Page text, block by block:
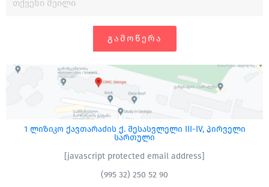
ᲒᲐᲛᲝᲬᲔᲠᲐ
1 ლიზიკო ქავთარაძის ქ. შესასვლელი III-IV, პირველი
სართული
[javascript protected email address]
(995 32) 250 52 90